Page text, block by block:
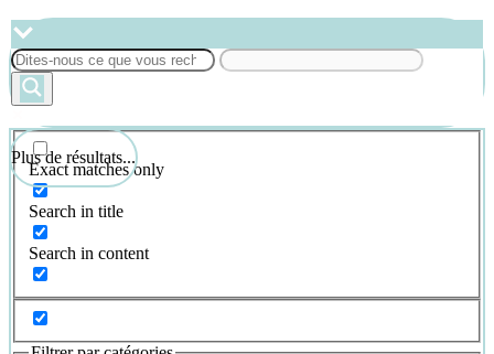
Plus de résultats...
Exact matches only
Search in title
Search in content